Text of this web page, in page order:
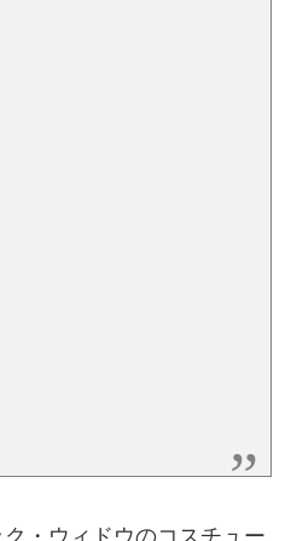
・ウィドウのコスチュー